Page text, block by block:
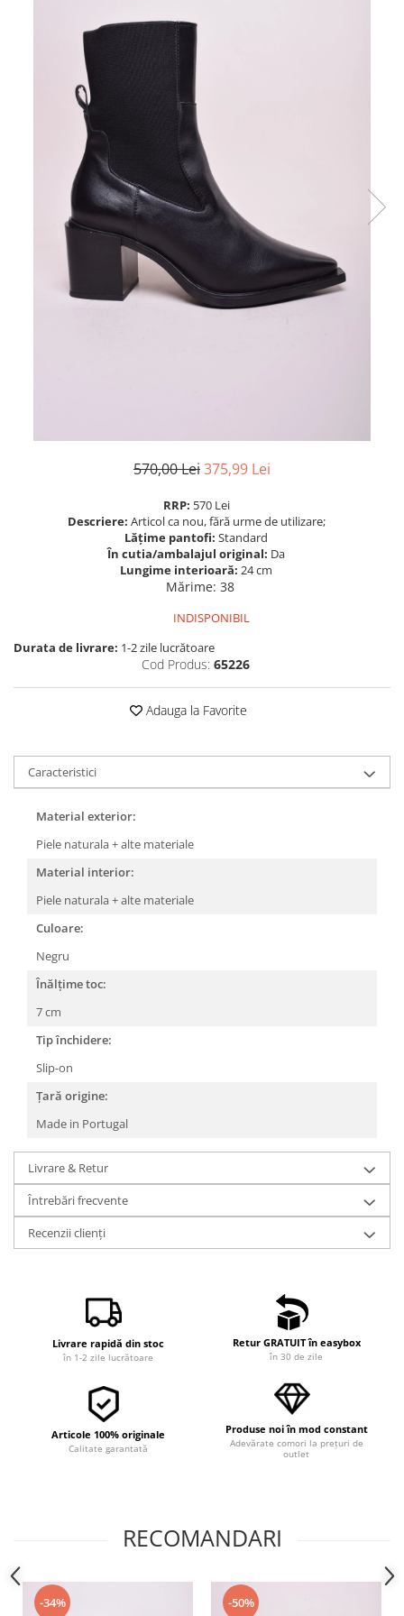
570,00 Lei375,99 Lei
RRP: 570 Lei
Descriere: Articol ca nou, fără urme de utilizare;
Lățime pantofi: Standard
În cutia/ambalajul original: Da
Lungime interioară: 24 cm
Mărime: 38
INDISPONIBIL
Durata de livrare: 1-2 zile lucrătoare
Cod Produs: 65226
Adauga la Favorite
Caracteristici
Material exterior:
Piele naturala + alte materiale
Material interior:
Piele naturala + alte materiale
Culoare:
Negru
Înălțime toc:
7 cm
Tip închidere:
Slip-on
Țară origine:
Made in Portugal
Livrare & Retur
Întrebări frecvente
Recenzii clienți
Livrare rapidă din stoc
în 1-2 zile lucrătoare
Retur GRATUIT în easybox
în 30 de zile
Articole 100% originale
Calitate garantată
Produse noi în mod constant
Adevărate comori la prețuri de
outlet
RECOMANDARI
-34% -50%